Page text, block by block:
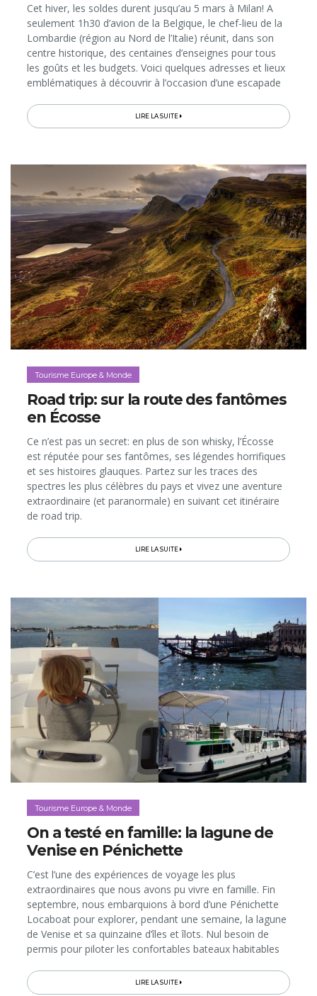
Cet hiver, les soldes durent jusqu’au 5 mars à Milan! A
seulement 1h30 d’avion de la Belgique, le chef-lieu de la
Lombardie (région au Nord de l’Italie) réunit, dans son
centre historique, des centaines d’enseignes pour tous
les goûts et les budgets. Voici quelques adresses et lieux
emblématiques à découvrir à l’occasion d’une escapade
LIRE LA SUITE
Tourisme Europe & Monde
Road trip: sur la route des fantômes
en Écosse
Ce n’est pas un secret: en plus de son whisky, l’Écosse
est réputée pour ses fantômes, ses légendes horrifiques
et ses histoires glauques. Partez sur les traces des
spectres les plus célèbres du pays et vivez une aventure
extraordinaire (et paranormale) en suivant cet itinéraire
de road trip.
LIRE LA SUITE
Tourisme Europe & Monde
On a testé en famille: la lagune de
Venise en Pénichette
C’est l’une des expériences de voyage les plus
extraordinaires que nous avons pu vivre en famille. Fin
septembre, nous embarquions à bord d’une Pénichette
Locaboat pour explorer, pendant une semaine, la lagune
de Venise et sa quinzaine d’îles et îlots. Nul besoin de
permis pour piloter les confortables bateaux habitables
LIRE LA SUITE